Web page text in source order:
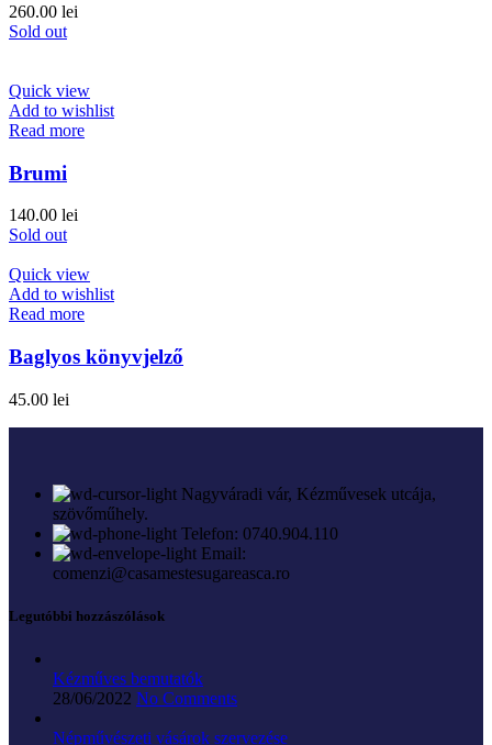
260.00 lei
Sold out
Quick view
Add to wishlist
Read more
Brumi
140.00 lei
Sold out
Quick view
Add to wishlist
Read more
Baglyos könyvjelző
45.00 lei
Nagyváradi vár, Kézművesek utcája,
szövőműhely.
Telefon: 0740.904.110
Email:
comenzi@casamestesugareasca.ro
Legutóbbi hozzászólások
Kézműves bemutatók
28/06/2022 No Comments
Népművészeti vásárok szervezése